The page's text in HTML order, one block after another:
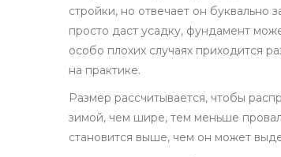
стройки, но отвечает он буквально
просто даст усадку, фундамент
особо плохих случаях приходится
на практике.
Размер рассчитывается, чтобы
зимой, чем шире, тем меньше
становится выше, чем он может